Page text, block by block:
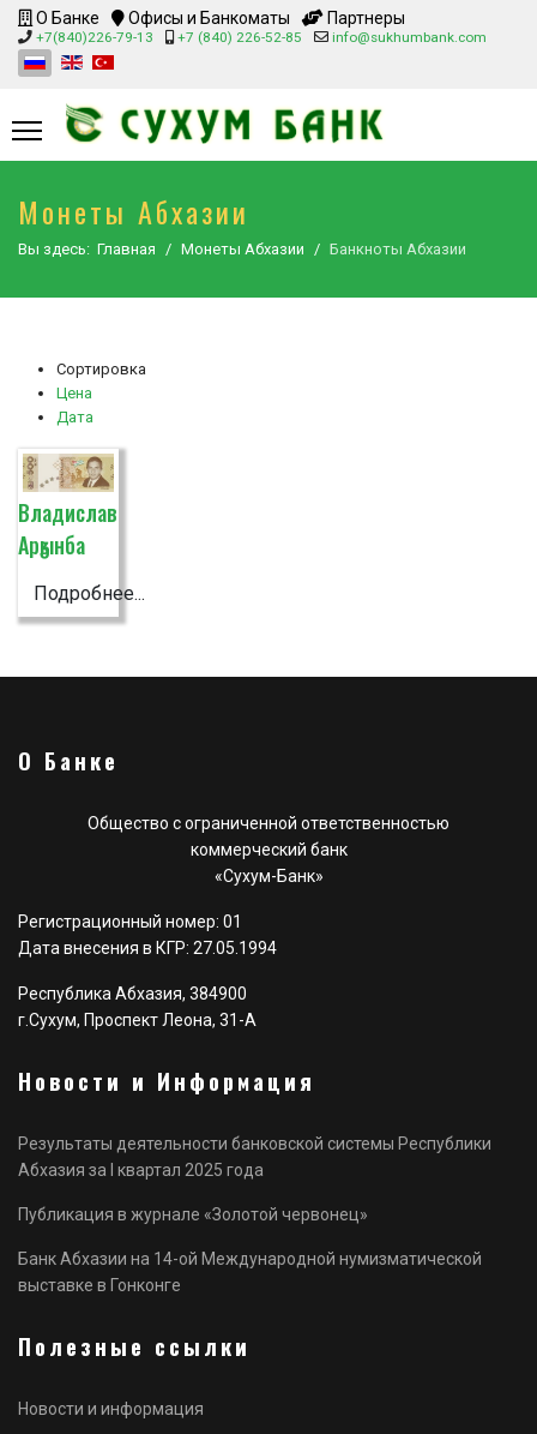
О Банке Офисы и Банкоматы Партнеры
+7(840)226-79-13 +7 (840) 226-52-85 info@sukhumbank.com
Монеты Абхазии
Вы здесь: Главная Монеты Абхазии Банкноты Абхазии
Сортировка
Цена
Дата
Владислав
Арӡынба
Подробнее...
О Банке
Общество с ограниченной ответственностью
коммерческий банк
«Сухум-Банк»
Регистрационный номер: 01
Дата внесения в КГР: 27.05.1994
Республика Абхазия, 384900
г.Сухум, Проспект Леона, 31-А
Новости и Информация
Результаты деятельности банковской системы Республики
Абхазия за I квартал 2025 года
Публикация в журнале «Золотой червонец»
Банк Абхазии на 14-ой Международной нумизматической
выставке в Гонконге
Полезные ссылки
Новости и информация